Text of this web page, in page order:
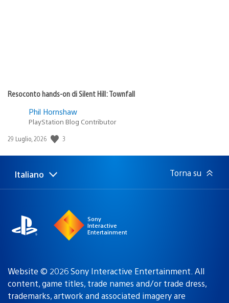
Resoconto hands-on di Silent Hill: Townfall
Phil Hornshaw
PlayStation Blog Contributor
Data
pubblicazione:
29 Luglio, 2026 3
Seleziona
una
Regione
attuale:
Italiano Torna su
Sony
Interactive
Entertainment
Website © 2026 Sony Interactive Entertainment. All
content, game titles, trade names and/or trade dress,
trademarks, artwork and associated imagery are